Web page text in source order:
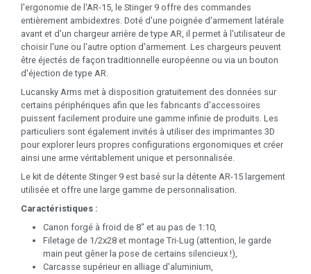
l'ergonomie de l'AR-15, le Stinger 9 offre des commandes
entièrement ambidextres. Doté d'une poignée d'armement latérale
avant et d'un chargeur arrière de type AR, il permet à l'utilisateur de
choisir l'une ou l'autre option d'armement. Les chargeurs peuvent
être éjectés de façon traditionnelle européenne ou via un bouton
d'éjection de type AR.
Lucansky Arms met à disposition gratuitement des données sur
certains périphériques afin que les fabricants d'accessoires
puissent facilement produire une gamme infinie de produits. Les
particuliers sont également invités à utiliser des imprimantes 3D
pour explorer leurs propres configurations ergonomiques et créer
ainsi une arme véritablement unique et personnalisée.
Le kit de détente Stinger 9 est basé sur la détente AR-15 largement
utilisée et offre une large gamme de personnalisation.
Caractéristiques :
Canon forgé à froid de 8" et au pas de 1:10,
Filetage de 1/2x28 et montage Tri-Lug (attention, le garde
main peut gêner la pose de certains silencieux !),
Carcasse supérieur en alliage d'aluminium,